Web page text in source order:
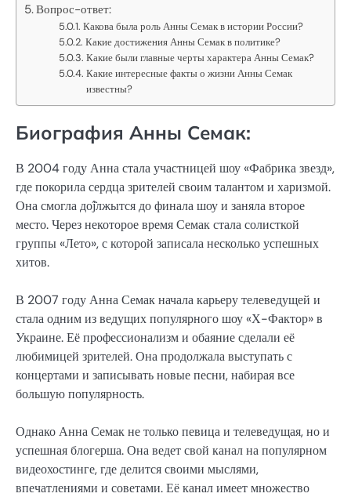
Вопрос-ответ:
Какова была роль Анны Семак в истории России?
Какие достижения Анны Семак в политике?
Какие были главные черты характера Анны Семак?
Какие интересные факты о жизни Анны Семак
известны?
Биография Анны Семак:
В 2004 году Анна стала участницей шоу «Фабрика звезд»,
где покорила сердца зрителей своим талантом и харизмой.
Она смогла доĵ̈лжытся до финала шоу и заняла второе
место. Через некоторое время Семак стала солисткой
группы «Лето», с которой записала несколько успешных
хитов.
В 2007 году Анна Семак начала карьеру телеведущей и
стала одним из ведущих популярного шоу «Х-Фактор» в
Украине. Её профессионализм и обаяние сделали её
любимицей зрителей. Она продолжала выступать с
концертами и записывать новые песни, набирая все
большую популярность.
Однако Анна Семак не только певица и телеведущая, но и
успешная блогерша. Она ведет свой канал на популярном
видеохостинге, где делится своими мыслями,
впечатлениями и советами. Её канал имеет множество